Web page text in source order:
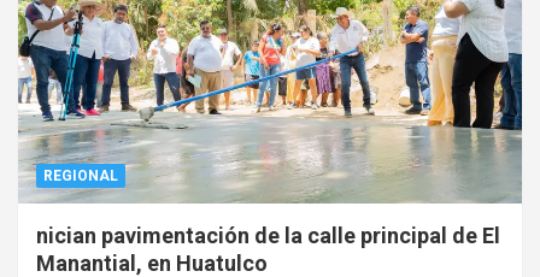
REGIONAL
nician pavimentación de la calle principal de El
Manantial, en Huatulco